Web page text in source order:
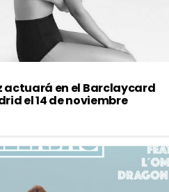
actuará en el Barclaycard
el 14 de noviembre